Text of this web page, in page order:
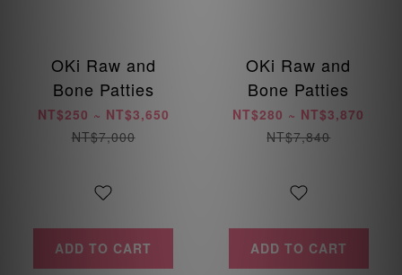
OKi Raw and
Bone Patties
NT$250 ~ NT$3,650
NT$7,000
ADD TO CART
OKi Raw and
Bone Patties
NT$280 ~ NT$3,870
NT$7,840
ADD TO CART